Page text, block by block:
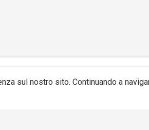
Link Utili
sul nostro sito. Continuando a